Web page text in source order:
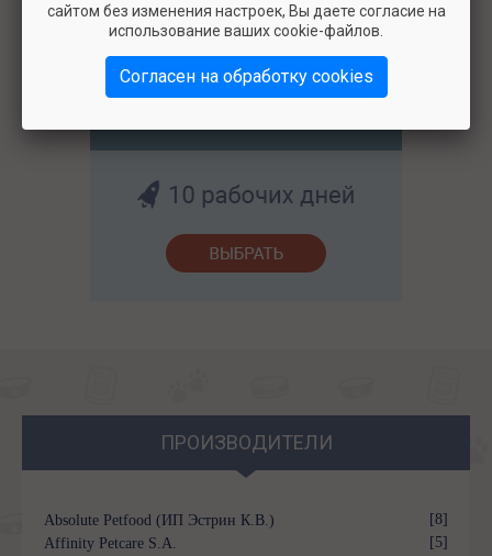
5500
ПРОИЗВОДИТЕЛИ
Absolute Petfood (ИП Эстрин К.В.)
[8]
Affinity Petcare S.A.
[5]
сайтом без изменения настроек, Вы даете согласие на
использование ваших cookie-файлов.
Согласен на обработку cookies